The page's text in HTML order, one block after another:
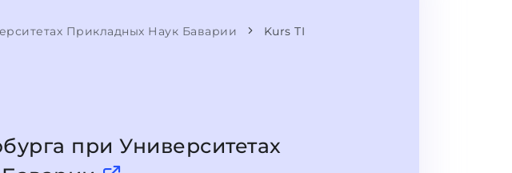
Прикладных Наук Баварии Kurs TI
при Университетах